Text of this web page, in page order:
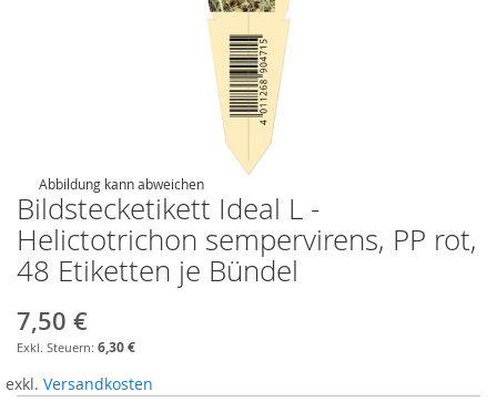
Abbildung kann abweichen
Bildstecketikett Ideal L -
Helictotrichon sempervirens, PP rot,
48 Etiketten je Bündel
7,50 €
6,30 €
exkl. Versandkosten